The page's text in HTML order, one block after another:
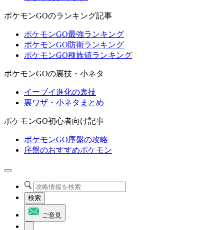
ポケモンGOのランキング記事
ポケモンGO最強ランキング
ポケモンGO防衛ランキング
ポケモンGO種族値ランキング
ポケモンGOの裏技・小ネタ
イーブイ進化の裏技
裏ワザ・小ネタまとめ
ポケモンGO初心者向け記事
ポケモンGO序盤の攻略
序盤のおすすめポケモン
検索
ご意見